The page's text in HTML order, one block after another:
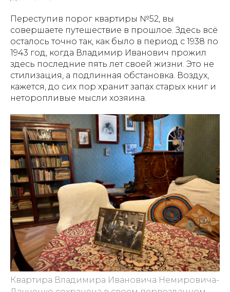
Переступив порог квартиры №52, вы
совершаете путешествие в прошлое. Здесь всё
осталось точно так, как было в период с 1938 по
1943 год, когда Владимир Иванович прожил
здесь последние пять лет своей жизни. Это не
стилизация, а подлинная обстановка. Воздух,
кажется, до сих пор хранит запах старых книг и
неторопливые мысли хозяина.
Квартира Владимира Ивановича Немировича-